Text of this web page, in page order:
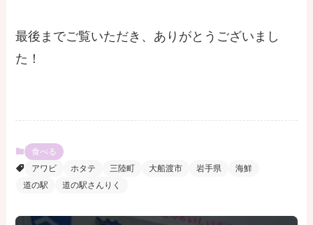
最後までご覧いただき、ありがとうございまし
た！
食べる
アワビ
ホタテ 三陸町 大船渡市 岩手県
海鮮
道の駅
道の駅さんりく